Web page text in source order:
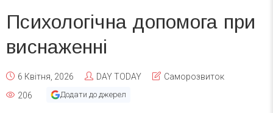
Психологічна допомога при
виснаженні
6 Квітня, 2026 DAY TODAY
Саморозвиток
206
Додати до джерел